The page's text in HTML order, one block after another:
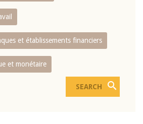
et établissements financiers
et monétaire